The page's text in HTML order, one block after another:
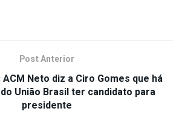
Post Anterior
Neto diz a Ciro Gomes que há
União Brasil ter candidato para
presidente